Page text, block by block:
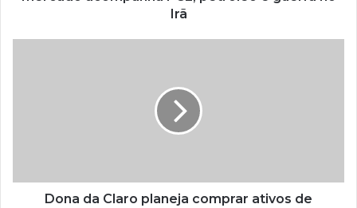
Irã
Dona da Claro planeja comprar ativos de